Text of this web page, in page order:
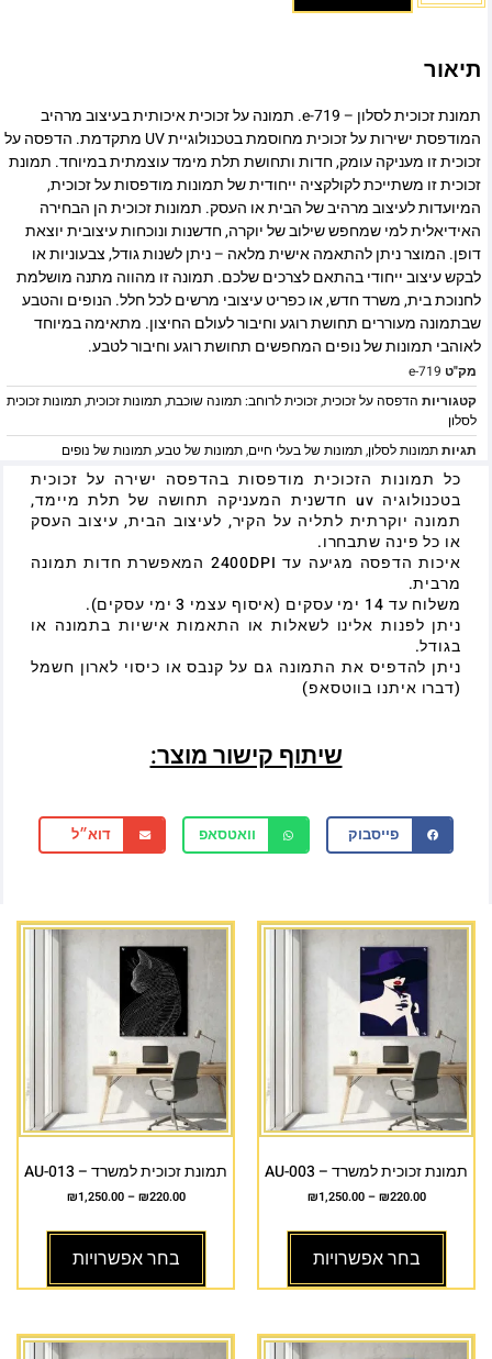
תיאור
תמונת זכוכית לסלון – e-719. תמונה על זכוכית איכותית בעיצוב מרהיב
המודפסת ישירות על זכוכית מחוסמת בטכנולוגיית UV מתקדמת. הדפסה על
זכוכית זו מעניקה עומק, חדות ותחושת תלת מימד עוצמתית במיוחד. תמונת
זכוכית זו משתייכת לקולקציה ייחודית של תמונות מודפסות על זכוכית,
המיועדות לעיצוב מרהיב של הבית או העסק. תמונות זכוכית הן הבחירה
האידיאלית למי שמחפש שילוב של יוקרה, חדשנות ונוכחות עיצובית יוצאת
דופן. המוצר ניתן להתאמה אישית מלאה – ניתן לשנות גודל, צבעוניות או
לבקש עיצוב ייחודי בהתאם לצרכים שלכם. תמונה זו מהווה מתנה מושלמת
לחנוכת בית, משרד חדש, או כפריט עיצובי מרשים לכל חלל. הנופים והטבע
שבתמונה מעוררים תחושת רוגע וחיבור לעולם החיצון. מתאימה במיוחד
לאוהבי תמונות של נופים המחפשים תחושת רוגע וחיבור לטבע.
מק"ט e-719
קטגוריות הדפסה על זכוכית,זכוכית לרוחב: תמונה שוכבת,תמונות זכוכית,תמונות זכוכית
לסלון
תגיותתמונות לסלון,תמונות של בעלי חיים,תמונות של טבע,תמונות של נופים
כל תמונות הזכוכית מודפסות בהדפסה ישירה על זכוכית
בטכנולוגיה uv חדשנית המעניקה תחושה של תלת מיימד,
תמונה יוקרתית לתליה על הקיר, לעיצוב הבית, עיצוב העסק
או כל פינה שתבחרו.
איכות הדפסה מגיעה עד 2400DPI המאפשרת חדות תמונה
מרבית.
משלוח עד 14 ימי עסקים (איסוף עצמי 3 ימי עסקים).
ניתן לפנות אלינו לשאלות או התאמות אישיות בתמונה או
בגודל.
ניתן להדפיס את התמונה גם על קנבס או כיסוי לארון חשמל
(דברו איתנו בווטסאפ)
שיתוף קישור מוצר:
פייסבוק וואטסאפ דוא״ל
תמונת זכוכית למשרד – AU-003
₪220.00
–
₪1,250.00
בחר אפשרויות
תמונת זכוכית למשרד – AU-013
₪220.00
–
₪1,250.00
בחר אפשרויות